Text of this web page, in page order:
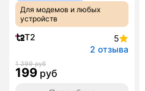
Для модемов и любых
устройств
T2
5
2 отзыва
1 399 руб
199 руб